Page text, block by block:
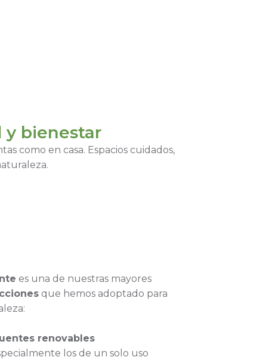
y bienestar
como en casa. Espacios cuidados,
es una de nuestras mayores
que hemos adoptado para
renovables
los de un solo uso